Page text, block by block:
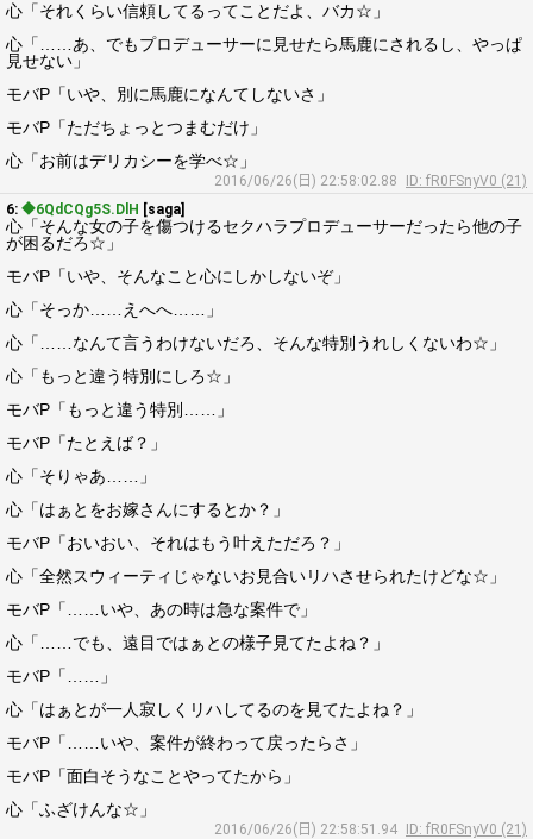
心「それくらい信頼してるってことだよ、バカ☆」
心「……あ、でもプロデューサーに見せたら馬鹿にされるし、やっぱ
見せない」
モバP「いや、別に馬鹿になんてしないさ」
モバP「ただちょっとつまむだけ」
心「お前はデリカシーを学べ☆」
2016/06/26(日) 22:58:02.88
ID: fR0FSnyV0 (21)
6: ◆6QdCQg5S.DlH [saga]
心「そんな女の子を傷つけるセクハラプロデューサーだったら他の子
が困るだろ☆」
モバP「いや、そんなこと心にしかしないぞ」
心「そっか……えへへ……」
心「……なんて言うわけないだろ、そんな特別うれしくないわ☆」
心「もっと違う特別にしろ☆」
モバP「もっと違う特別……」
モバP「たとえば？」
心「そりゃあ……」
心「はぁとをお嫁さんにするとか？」
モバP「おいおい、それはもう叶えただろ？」
心「全然スウィーティじゃないお見合いリハさせられたけどな☆」
モバP「……いや、あの時は急な案件で」
心「……でも、遠目ではぁとの様子見てたよね？」
モバP「……」
心「はぁとが一人寂しくリハしてるのを見てたよね？」
モバP「……いや、案件が終わって戻ったらさ」
モバP「面白そうなことやってたから」
心「ふざけんな☆」
2016/06/26(日) 22:58:51.94
ID: fR0FSnyV0 (21)